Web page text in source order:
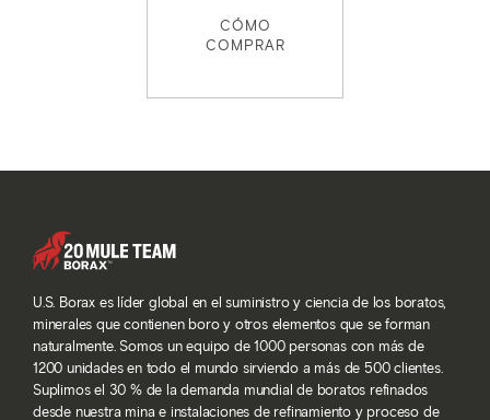
CÓMO
COMPRAR
U.S. Borax es líder global en el suministro y ciencia de los boratos,
minerales que contienen boro y otros elementos que se forman
naturalmente. Somos un equipo de 1000 personas con más de
1200 unidades en todo el mundo sirviendo a más de 500 clientes.
Suplimos el 30 % de la demanda mundial de boratos refinados
desde nuestra mina e instalaciones de refinamiento y proceso de